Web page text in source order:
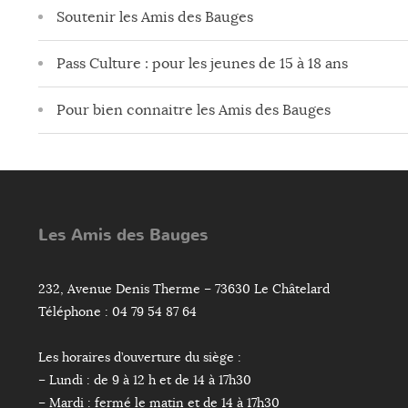
Soutenir les Amis des Bauges
Pass Culture : pour les jeunes de 15 à 18 ans
Pour bien connaitre les Amis des Bauges
Les Amis des Bauges
232, Avenue Denis Therme – 73630 Le Châtelard
Téléphone : 04 79 54 87 64
Les horaires d’ouverture du siège :
– Lundi : de 9 à 12 h et de 14 à 17h30
– Mardi : fermé le matin et de 14 à 17h30